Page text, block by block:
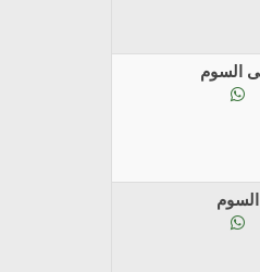
السوم
السوم